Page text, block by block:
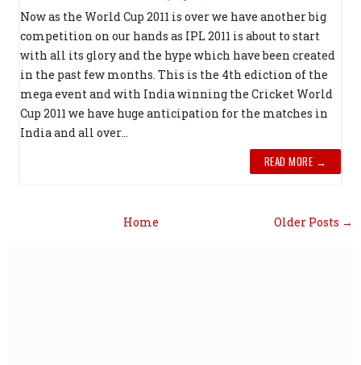
Now as the World Cup 2011 is over we have another big
competition on our hands as IPL 2011 is about to start
with all its glory and the hype which have been created
in the past few months. This is the 4th ediction of the
mega event and with India winning the Cricket World
Cup 2011 we have huge anticipation for the matches in
India and all over...
READ MORE →
Older Posts →
Home